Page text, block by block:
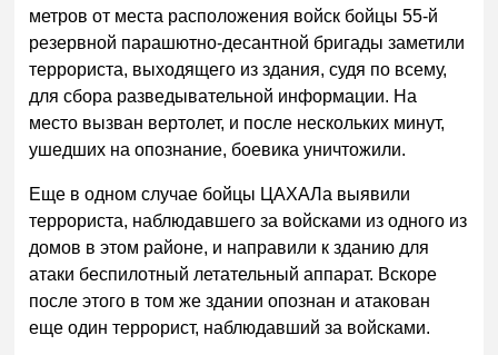
метров от места расположения войск бойцы 55-й
резервной парашютно-десантной бригады заметили
террориста, выходящего из здания, судя по всему,
для сбора разведывательной информации. На
место вызван вертолет, и после нескольких минут,
ушедших на опознание, боевика уничтожили.
Еще в одном случае бойцы ЦАХАЛа выявили
террориста, наблюдавшего за войсками из одного из
домов в этом районе, и направили к зданию для
атаки беспилотный летательный аппарат. Вскоре
после этого в том же здании опознан и атакован
еще один террорист, наблюдавший за войсками.